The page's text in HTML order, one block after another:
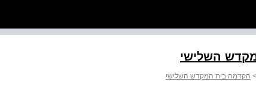
השלישי
> הקדמה בית המקדש השלישי